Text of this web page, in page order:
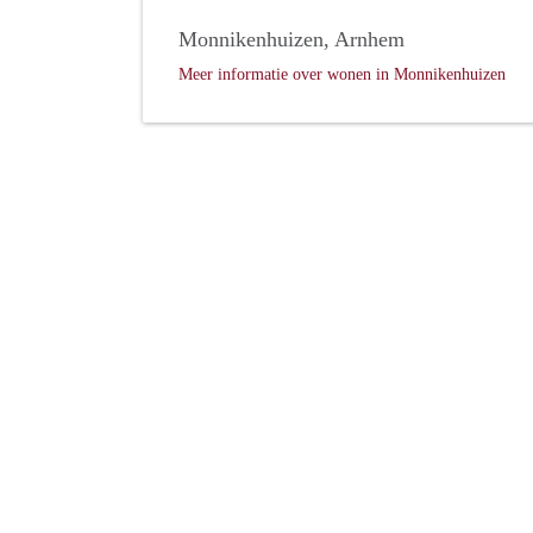
Monnikenhuizen, Arnhem
Meer informatie over wonen in Monnikenhuizen